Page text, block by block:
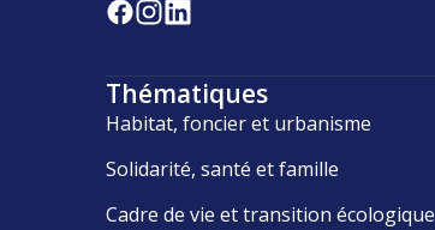
Thématiques
Habitat, foncier et urbanisme
Solidarité, santé et famille
Cadre de vie et transition écologique